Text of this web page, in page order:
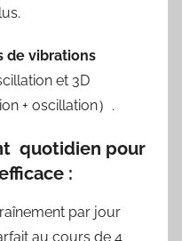
de vibrations
et 3D
+ oscillation）.
quotidien pour
:
par jour
au cours de 4